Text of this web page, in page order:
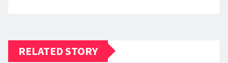
RELATED STORY